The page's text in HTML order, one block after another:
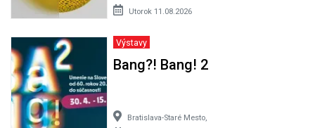
Utorok 11.08.2026
Výstavy
Bang?! Bang! 2
Bratislava-Staré Mesto,